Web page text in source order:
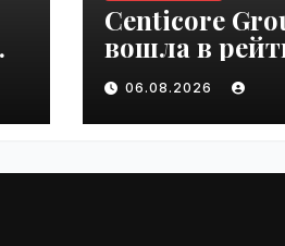
Centicore
вошла в
«CNews500:
Крупнейшие
компании
06.08.2026